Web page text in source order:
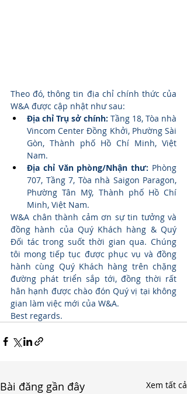
Theo đó, thông tin địa chỉ chính thức của
W&A được cập nhật như sau:
Địa chỉ Trụ sở chính: Tầng 18, Tòa nhà
Vincom Center Đồng Khởi, Phường Sài
Gòn, Thành phố Hồ Chí Minh, Việt
Nam.
Địa chỉ Văn phòng/Nhận thư: Phòng
707, Tầng 7, Tòa nhà Saigon Paragon,
Phường Tân Mỹ, Thành phố Hồ Chí
Minh, Việt Nam.
W&A chân thành cảm ơn sự tin tưởng và
đồng hành của Quý Khách hàng & Quý
Đối tác trong suốt thời gian qua. Chúng
tôi mong tiếp tục được phục vụ và đồng
hành cùng Quý Khách hàng trên chặng
đường phát triển sắp tới, đồng thời rất
hân hạnh được chào đón Quý vị tại không
gian làm việc mới của W&A.
Best regards.
Bài đăng gần đây Xem tất cả